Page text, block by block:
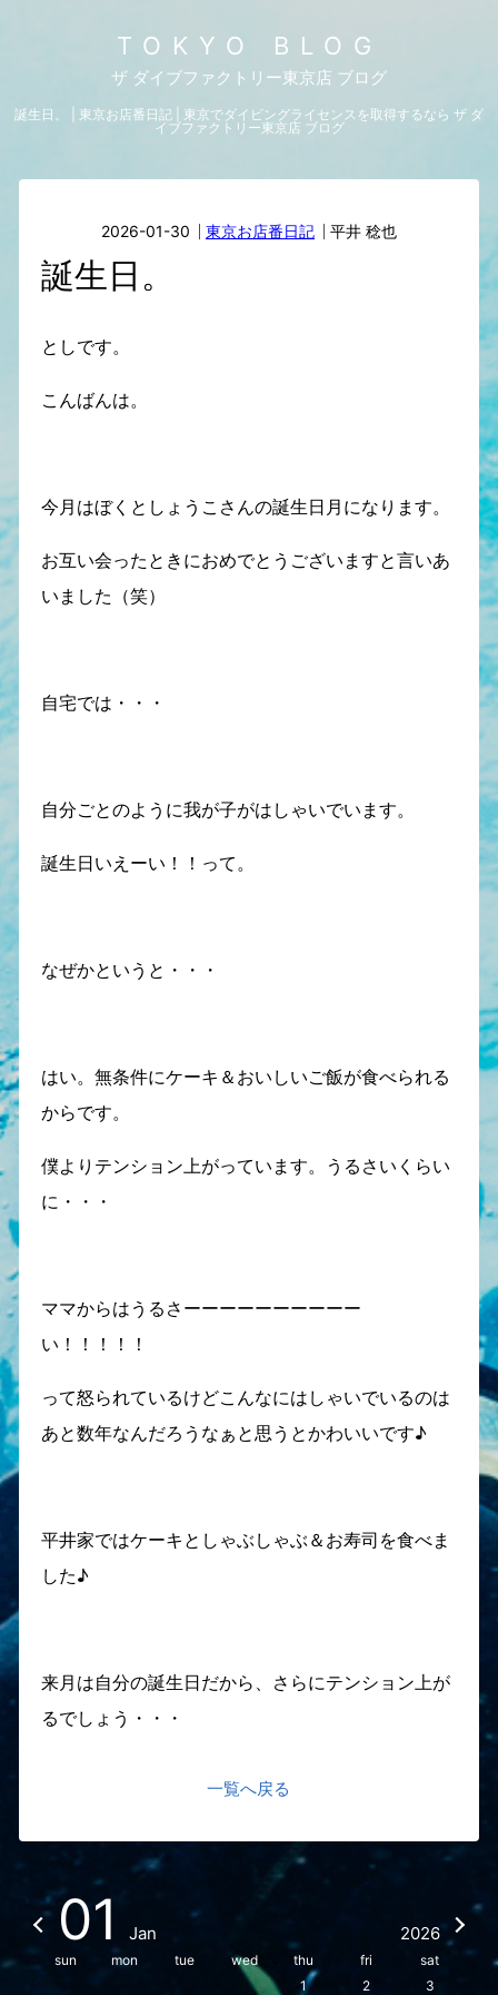
TOKYO BLOG
ザ ダイブファクトリー東京店 ブログ
誕生日。 | 東京お店番日記 | 東京でダイビングライセンスを取得するなら ザ ダ
イブファクトリー東京店 ブログ
2026-01-30 東京お店番日記 平井 稔也
誕生日。
としです。
こんばんは。
今月はぼくとしょうこさんの誕生日月になります。
お互い会ったときにおめでとうございますと言いあ
いました（笑）
自宅では・・・
自分ごとのように我が子がはしゃいでいます。
誕生日いえーい！！って。
なぜかというと・・・
はい。無条件にケーキ＆おいしいご飯が食べられる
からです。
僕よりテンション上がっています。うるさいくらい
に・・・
ママからはうるさーーーーーーーーーー
い！！！！！
って怒られているけどこんなにはしゃいでいるのは
あと数年なんだろうなぁと思うとかわいいです♪
平井家ではケーキとしゃぶしゃぶ＆お寿司を食べま
した♪
来月は自分の誕生日だから、さらにテンション上が
るでしょう・・・
一覧へ戻る
01 Jan 2026
sun mon tue wed thu fri
sat
1
2 3